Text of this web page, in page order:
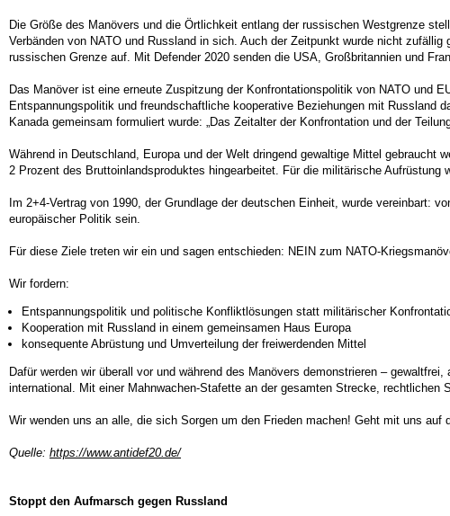
Die Größe des Manövers und die Örtlichkeit entlang der russischen Westgrenze
Verbänden von NATO und Russland in sich. Auch der Zeitpunkt wurde nicht
russischen Grenze auf. Mit Defender 2020 senden die USA, Großbritannien und
Das Manöver ist eine erneute Zuspitzung der Konfrontationspolitik von NATO und
Entspannungspolitik und freundschaftliche kooperative Beziehungen mit Russland
Kanada gemeinsam formuliert wurde: „Das Zeitalter der Konfrontation und der
Während in Deutschland, Europa und der Welt dringend gewaltige Mittel
2 Prozent des Bruttoinlandsproduktes hingearbeitet. Für die militärische
Im 2+4-Vertrag von 1990, der Grundlage der deutschen Einheit, wurde vereinbart:
europäischer Politik sein.
Für diese Ziele treten wir ein und sagen entschieden: NEIN zum NATO-
Wir fordern:
Entspannungspolitik und politische Konfliktlösungen statt militärischer
Kooperation mit Russland in einem gemeinsamen Haus Europa
konsequente Abrüstung und Umverteilung der freiwerdenden Mittel
Dafür werden wir überall vor und während des Manövers demonstrieren –
international. Mit einer Mahnwachen-Stafette an der gesamten Strecke,
Wir wenden uns an alle, die sich Sorgen um den Frieden machen! Geht mit uns
Quelle: https://www.antidef20.de/
Stoppt den Aufmarsch gegen Russland